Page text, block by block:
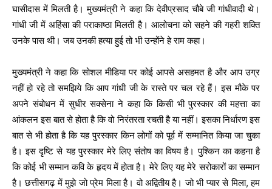
घासीदास में मिलती है। मुख्यमंत्री ने कहा कि देवीप्रसाद चौबे जी गांधीवादी थे।
गांधी जी में अहिंसा की पराकाष्ठा मिलती है। आलोचना को सहने की गहरी शक्ति
उनके पास थी। जब उनकी हत्या हुई तो भी उन्होंने हे राम कहा।
मुख्यमंत्री ने कहा कि सोशल मीडिया पर कोई आपसे असहमत है और आप उग्र
नहीं हो रहे तो समझिये कि आप गांधी जी के रास्ते पर चल रहे हैं। इस मौके पर
अपने संबोधन में सुधीर सक्सेना ने कहा कि किसी भी पुरस्कार की महत्ता का
आंकलन इस बात से होता है कि वो निरंतरता रचती है या नहीं। इसका निर्धारण इस
बात से भी होता है कि यह पुरस्कार किन लोगों को पूर्व में सम्मानित किया जा चुका
है। इस दृष्टि से यह पुरस्कार मेरे लिए संतोष का विषय है। पुश्किन का कहना है
कि कोई भी सम्मान कवि के हृदय में होता है। मेरे लिए यह मेरे सरोकारों का सम्मान
है। छत्तीसगढ़ में मुझे जो प्रेम मिला है। वो अद्वितीय है। जो भी प्यार से मिला, हम